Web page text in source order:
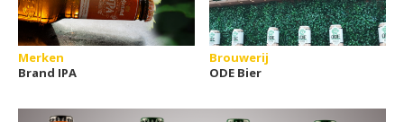
Merken
Brand IPA
Brouwerij
ODE Bier